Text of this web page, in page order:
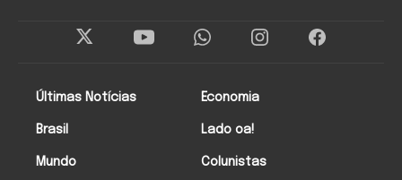
Últimas Notícias
Brasil
Mundo
Economia
Lado oa!
Colunistas